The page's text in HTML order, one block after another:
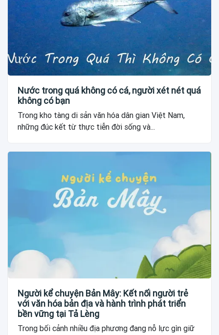
Nước trong quá không có cá, người xét nét quá
không có bạn
Trong kho tàng di sản văn hóa dân gian Việt Nam,
những đúc kết từ thực tiễn đời sống và...
Người kể chuyện Bản Mây: Kết nối người trẻ
với văn hóa bản địa và hành trình phát triển
bền vững tại Tả Lèng
Trong bối cảnh nhiều địa phương đang nỗ lực gìn giữ